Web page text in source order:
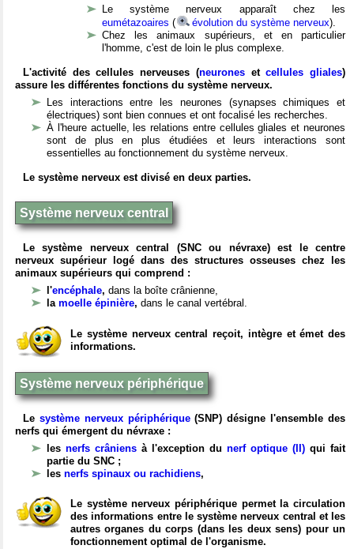
Le système nerveux apparaît chez les
eumétazoaires ( évolution du système nerveux).
Chez les animaux supérieurs, et en particulier
l'homme, c'est de loin le plus complexe.
L'activité des cellules nerveuses (neuronesetcellules gliales)
assure les différentes fonctions du système nerveux.
Les interactions entre les neurones (synapses chimiques et
électriques) sont bien connues et ont focalisé les recherches.
À l'heure actuelle, les relations entre cellules gliales et neurones
sont de plus en plus étudiées et leurs interactions sont
essentielles au fonctionnement du système nerveux.
Le système nerveux est divisé en deux parties.
Système nerveux central
Le système nerveux central (SNC ou névraxe) est le centre
nerveux supérieur logé dans des structures osseuses chez les
animaux supérieurs qui comprend :
l'encéphale, dans la boîte crânienne,
la moelle épinière, dans le canal vertébral.
Le système nerveux central reçoit, intègre et émet des
informations.
Système nerveux périphérique
Le système nerveux périphérique(SNP) désigne l'ensemble des
nerfs qui émergent du névraxe :
les nerfs crâniens à l'exception du nerf optique (II) qui fait
partie du SNC ;
les nerfs spinaux ou rachidiens,
Le système nerveux périphérique permet la circulation
des informations entre le système nerveux central et les
autres organes du corps (dans les deux sens) pour un
fonctionnement optimal de l'organisme.